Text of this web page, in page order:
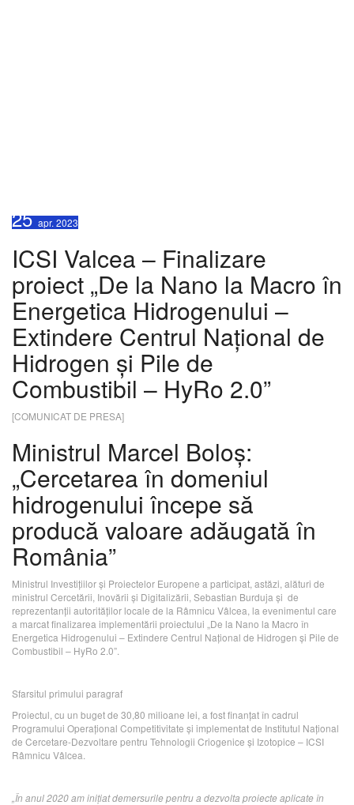
25apr. 2023
ICSI Valcea – Finalizare
proiect „De la Nano la Macro în
Energetica Hidrogenului –
Extindere Centrul Național de
Hidrogen și Pile de
Combustibil – HyRo 2.0”
[COMUNICAT DE PRESA]
Ministrul Marcel Boloș:
„Cercetarea în domeniul
hidrogenului începe să
producă valoare adăugată în
România”
Ministrul Investițiilor și Proiectelor Europene a participat, astăzi, alături de
ministrul Cercetării, Inovării și Digitalizării, Sebastian Burduja și de
reprezentanții autorităților locale de la Râmnicu Vâlcea, la evenimentul care
a marcat finalizarea implementării proiectului „De la Nano la Macro în
Energetica Hidrogenului – Extindere Centrul Național de Hidrogen și Pile de
Combustibil – HyRo 2.0”.
Sfarsitul primului paragraf
Proiectul, cu un buget de 30,80 milioane lei, a fost finanțat în cadrul
Programului Operațional Competitivitate și implementat de Institutul Național
de Cercetare-Dezvoltare pentru Tehnologii Criogenice și Izotopice – ICSI
Râmnicu Vâlcea.
„În anul 2020 am inițiat demersurile pentru a dezvolta proiecte aplicate în